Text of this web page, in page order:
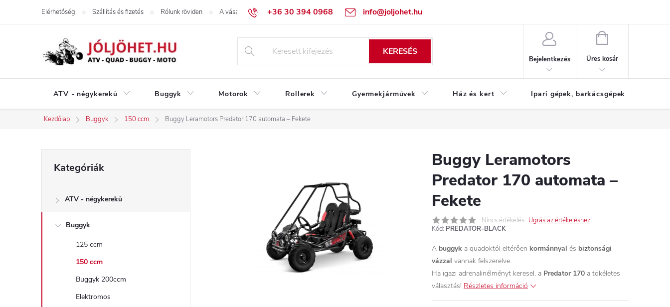
+36 30 394 0968 info@joljohet.hu
Elérhetőség Szállítás és fizetés Rólunk röviden A vásárlás lépései Üzleti feltételek (ÁSZF) Adatkezelési tájékoztató
KERESÉS
Bejelentkezés
KOSÁR
Üres kosár
ATV - négykerekű Buggyk Motorok Rollerek Gyermekjárművek Ház és kert Ipari gépek, barkácsgépek
Kezdőlap Buggyk 150 ccm Buggy Leramotors Predator 170 automata – Fekete
O
d
átugrása
Kategóriák
ATV - négykerekű
Buggyk
125 ccm
150 ccm
Buggyk 200ccm
Elektromos
Buggy Leramotors
Predator 170 automata –
Fekete
Nincs értékelés Ugrás az értékeléshez
Kód: PREDATOR-BLACK
A buggyk a quadoktól eltérően kormánnyal és biztonsági
vázzal vannak felszerelve.
Ha igazi adrenalinélményt keresel, a Predator 170 a tökéletes
választás! Részletes információ